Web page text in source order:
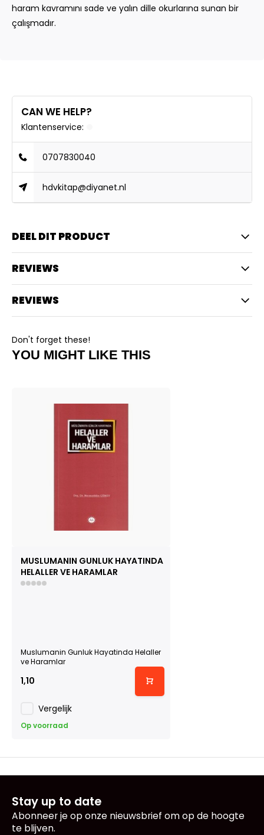
haram kavramını sade ve yalın dille okurlarına sunan bir
çalışmadır.
CAN WE HELP?
Klantenservice:
0707830040
hdvkitap@diyanet.nl
DEEL DIT PRODUCT
REVIEWS
REVIEWS
Don't forget these!
YOU MIGHT LIKE THIS
MUSLUMANIN GUNLUK HAYATINDA
HELALLER VE HARAMLAR
Muslumanin Gunluk Hayatinda Helaller
ve Haramlar
1,10
Vergelijk
Op voorraad
Stay up to date
Abonneer je op onze nieuwsbrief om op de hoogte
te blijven.